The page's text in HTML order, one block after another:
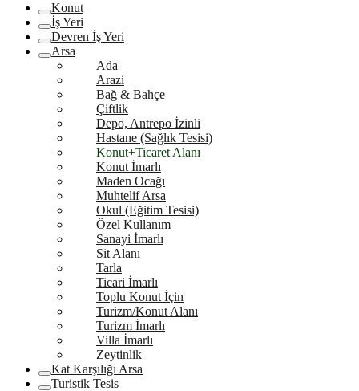
Konut
İş Yeri
Devren İş Yeri
Arsa
Ada
Arazi
Bağ & Bahçe
Çiftlik
Depo, Antrepo İzinli
Hastane (Sağlık Tesisi)
Konut+Ticaret Alanı
Konut İmarlı
Maden Ocağı
Muhtelif Arsa
Okul (Eğitim Tesisi)
Özel Kullanım
Sanayi İmarlı
Sit Alanı
Tarla
Ticari İmarlı
Toplu Konut İçin
Turizm/Konut Alanı
Turizm İmarlı
Villa İmarlı
Zeytinlik
Kat Karşılığı Arsa
Turistik Tesis